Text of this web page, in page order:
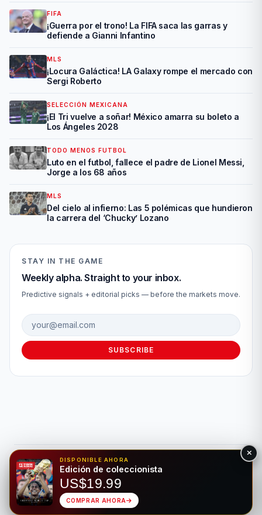
FIFA
¡Guerra por el trono! La FIFA saca las garras y
defiende a Gianni Infantino
MLS
¡Locura Galáctica! LA Galaxy rompe el mercado con
Sergi Roberto
SELECCIÓN MEXICANA
¡El Tri vuelve a soñar! México amarra su boleto a
Los Ángeles 2028
TODO MENOS FUTBOL
Luto en el futbol, fallece el padre de Lionel Messi,
Jorge a los 68 años
MLS
Del cielo al infierno: Las 5 polémicas que hundieron
la carrera del ‘Chucky’ Lozano
STAY IN THE GAME
Weekly alpha. Straight to your inbox.
Predictive signals + editorial picks — before the markets move.
Email address
SUBSCRIBE
© 2026 Fútbol Mundial®. Todos los derechos reservados. Solo
para fines de entretenimiento. Por favor, apuesta de forma
responsable.
Juego ResponsablePrivacidad
Hecho para el deporte rey • Bilingüe EN/ES
DISPONIBLE AHORA
Edición de coleccionista
US$19.99
COMPRAR AHORA